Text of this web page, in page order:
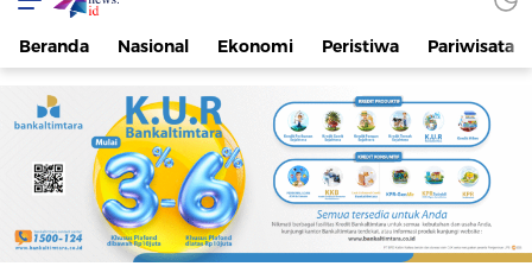
IT-NEWS
Update Cepat, Cerdas, dan Terpercaya
Beranda Nasional Ekonomi Peristiwa Pariwisata